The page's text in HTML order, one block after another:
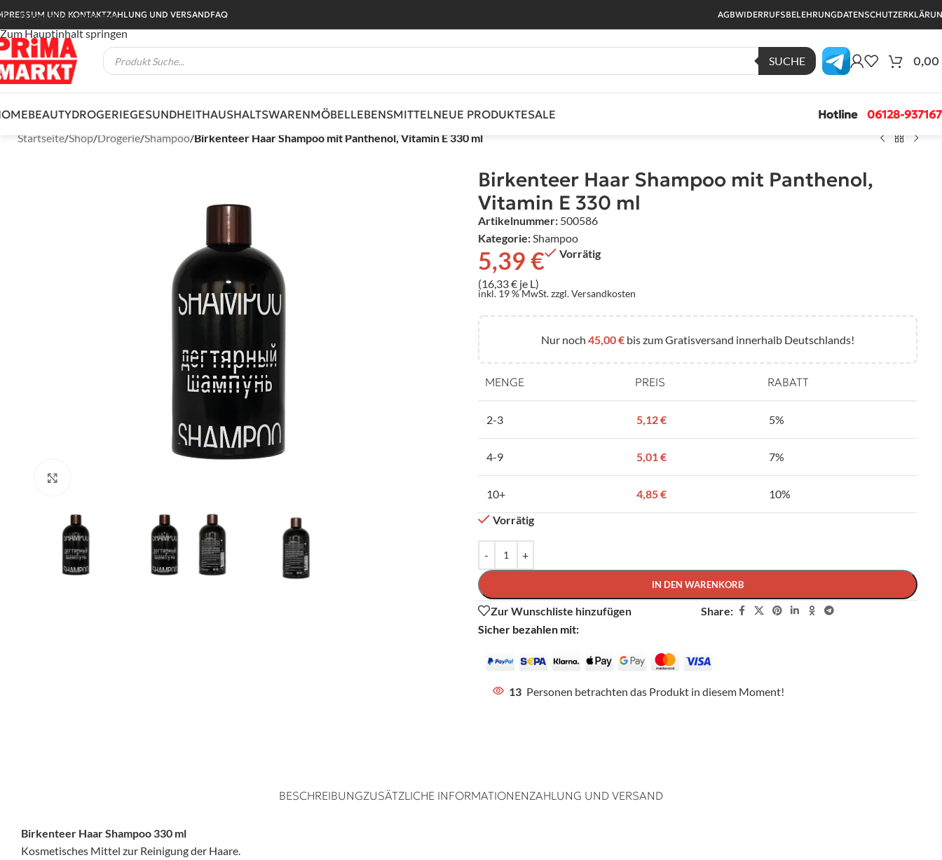
Zur Navigation springen
Zum Hauptinhalt springen
UND KONTAKTZAHLUNG UND VERSANDFAQ AGBWIDERRUFSBELEHRUNG
SUCHE 0,00
BEAUTYDROGERIEGESUNDHEITHAUSHALTSWARENMÖBELLEBENSMITTELNEUE PRODUKTESALE Hotline 06128-
Startseite/Shop/Drogerie/Shampoo/Birkenteer Haar Shampoo mit Panthenol, Vitamin E 330 ml
Birkenteer Haar Shampoo mit Panthenol,
Vitamin E 330 ml
Artikelnummer: 500586
Kategorie: Shampoo
5,39€
(16,33 € je L)
Vorrätig
inkl. 19 % MwSt.zzgl.Versandkosten
Nur noch 45,00€bis zum Gratisversand innerhalb Deutschlands!
MENGE PREIS RABATT
2-3 5,12€ 5%
4-9 5,01 € 7%
10+ 4,85€
10%
Vorrätig
IN DEN WARENKORB
Zur Wunschliste hinzufügen
Share:
Sicher bezahlen mit:
13 Personen betrachten das Produkt in diesem Moment!
BESCHREIBUNGZUSÄTZLICHE INFORMATIONENZAHLUNG UND VERSAND
Birkenteer Haar Shampoo 330 ml
Kosmetisches Mittel zur Reinigung der Haare.